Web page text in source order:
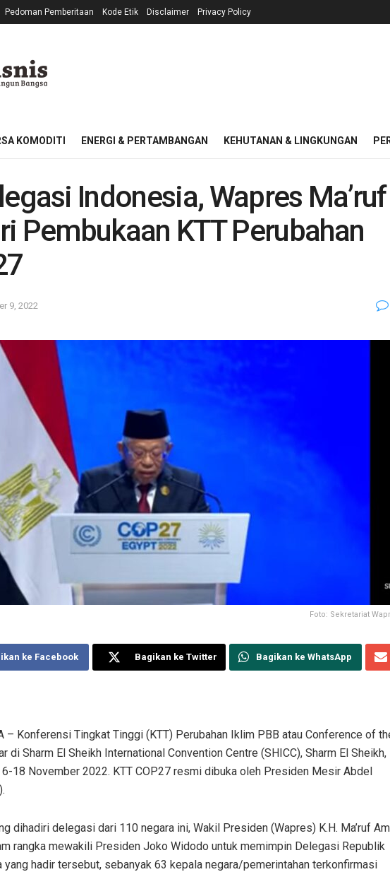
Pedoman Pemberitaan Kode Etik Disclaimer Privacy Policy
KOMODITI ENERGI & PERTAMBANGAN KEHUTANAN & LINGKUNGAN
Indonesia, Wapres Ma’ruf
Pembukaan KTT Perubahan
9, 2022
Foto: Sekretariat
ke Facebook Bagikan ke Twitter Bagikan ke WhatsApp
– Konferensi Tingkat Tinggi (KTT) Perubahan Iklim PBB atau Conference of
di Sharm El Sheikh International Convention Centre (SHICC), Sharm El Sheikh,
18 November 2022. KTT COP27 resmi dibuka oleh Presiden Mesir Abdel
dihadiri delegasi dari 110 negara ini, Wakil Presiden (Wapres) K.H. Ma’ruf
rangka mewakili Presiden Joko Widodo untuk memimpin Delegasi Republik
yang hadir tersebut, sebanyak 63 kepala negara/pemerintahan terkonfirmasi